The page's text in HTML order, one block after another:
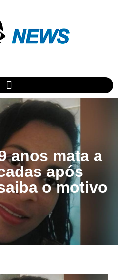
anos mata a
após
o motivo